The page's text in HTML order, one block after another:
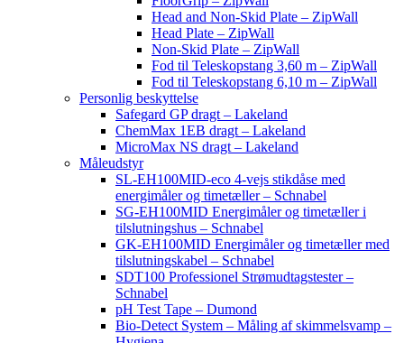
Head and Non-Skid Plate – ZipWall
Head Plate – ZipWall
Non-Skid Plate – ZipWall
Fod til Teleskopstang 3,60 m – ZipWall
Fod til Teleskopstang 6,10 m – ZipWall
Personlig beskyttelse
Safegard GP dragt – Lakeland
ChemMax 1EB dragt – Lakeland
MicroMax NS dragt – Lakeland
Måleudstyr
SL-EH100MID-eco 4-vejs stikdåse med
energimåler og timetæller – Schnabel
SG-EH100MID Energimåler og timetæller i
tilslutningshus – Schnabel
GK-EH100MID Energimåler og timetæller med
tilslutningskabel – Schnabel
SDT100 Professionel Strømudtagstester –
Schnabel
pH Test Tape – Dumond
Bio-Detect System – Måling af skimmelsvamp –